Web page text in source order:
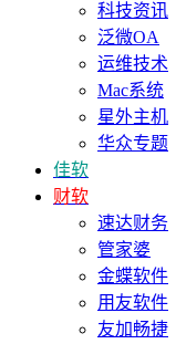
科技资讯
泛微OA
运维技术
Mac系统
星外主机
华众专题
佳软
财软
速达财务
管家婆
金蝶软件
用友软件
友加畅捷